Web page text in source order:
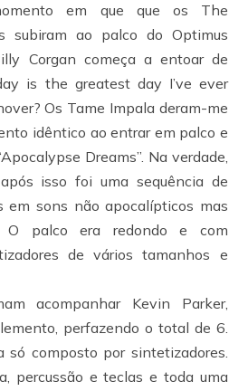
em que que os The
subiram ao palco do Optimus
Corgan começa a entoar de
is the greatest day I’ve ever
Os Tame Impala deram-me
idêntico ao entrar em palco e
Dreams”. Na verdade,
isso foi uma sequência de
em sons não apocalípticos mas
O palco era redondo e com
de vários tamanhos e
acompanhar Kevin Parker,
perfazendo o total de 6.
só composto por sintetizadores.
percussão e teclas e toda uma